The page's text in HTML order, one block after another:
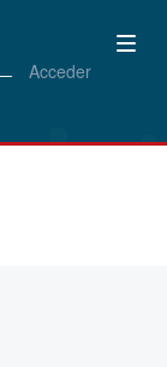
Acceder